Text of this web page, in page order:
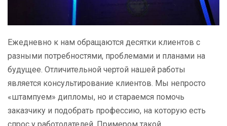
Ежедневно к нам обращаются десятки клиентов с
разными потребностями, проблемами и планами на
будущее. Отличительной чертой нашей работы
является консультирование клиентов. Мы непросто
«штампуем» дипломы, но и стараемся помочь
заказчику и подобрать профессию, на которую есть